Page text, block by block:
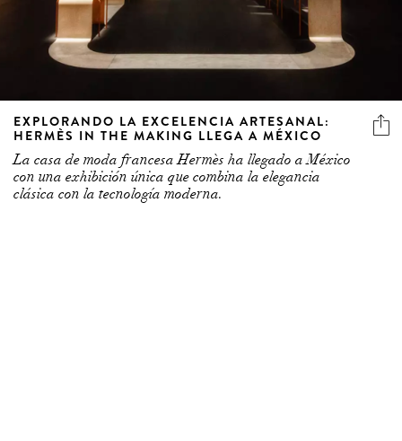
EXPLORANDO LA EXCELENCIA ARTESANAL:
HERMÈS IN THE MAKING LLEGA A MÉXICO
La casa de moda francesa Hermès ha llegado a México
con una exhibición única que combina la elegancia
clásica con la tecnología moderna.